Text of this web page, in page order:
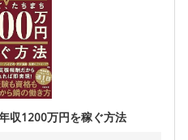
収1200万円を稼ぐ方法